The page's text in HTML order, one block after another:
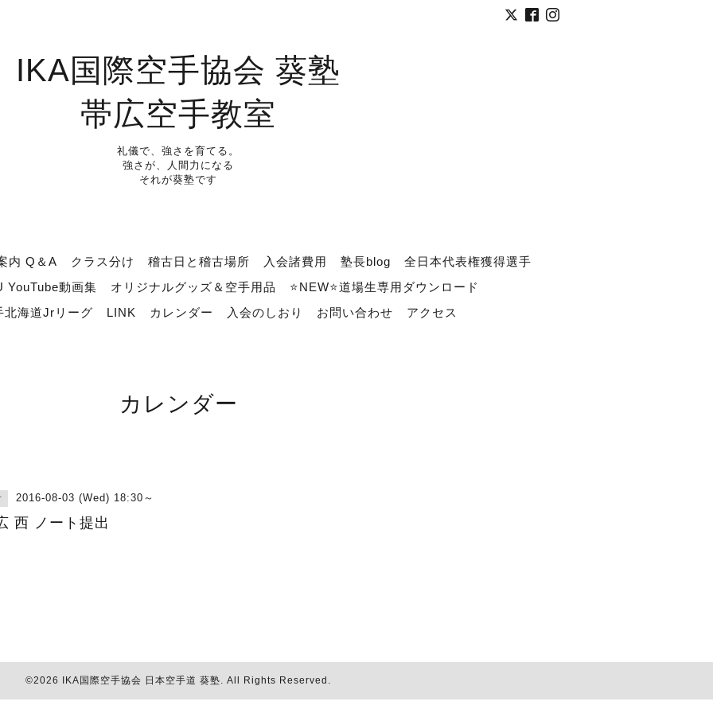
IKA国際空手協会 葵塾
帯広空手教室
礼儀で、強さを育てる。
強さが、人間力になる
それが葵塾です
内 Q＆A クラス分け 稽古日と稽古場所 入会諸費用 塾長blog
全日本代表権獲得選手
YouTube動画集
オリジナルグッズ＆空手用品
⭐NEW⭐道場生専用ダウンロード
北海道Jrリーグ
LINK カレンダー 入会のしおり お問い合わせ アクセス
カレンダー
2016-08-03 (Wed) 18:30～
西 ノート提出
©2026 IKA国際空手協会 日本空手道 葵塾. All Rights Reserved.